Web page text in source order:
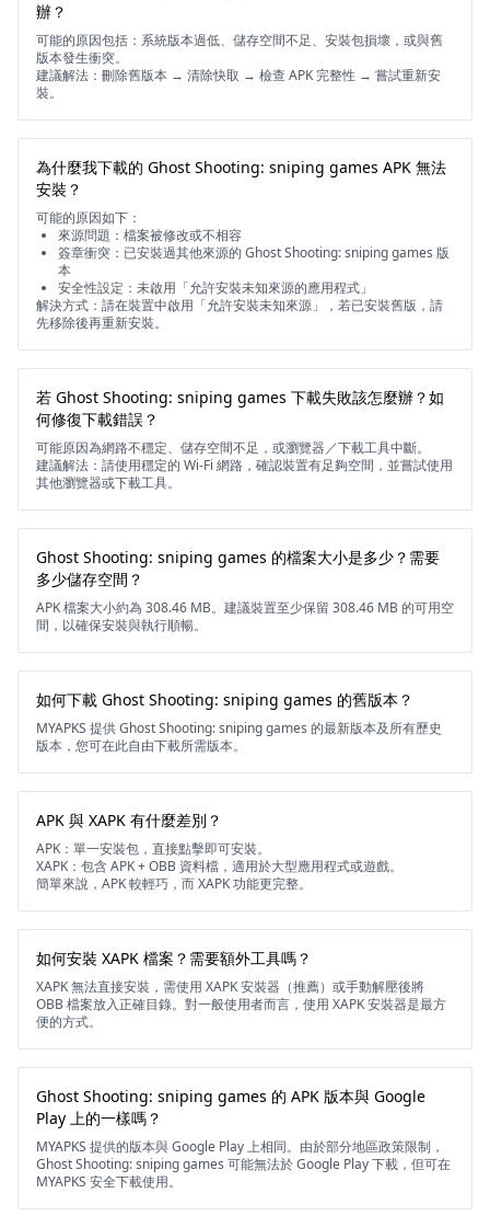
辦？
可能的原因包括：系統版本過低、儲存空間不足、安裝包損壞，或與舊
版本發生衝突。
建議解法：刪除舊版本 → 清除快取 → 檢查 APK 完整性 → 嘗試重新安
裝。
為什麼我下載的 Ghost Shooting: sniping games APK 無法
安裝？
可能的原因如下：
來源問題：檔案被修改或不相容
簽章衝突：已安裝過其他來源的 Ghost Shooting: sniping games 版
本
安全性設定：未啟用「允許安裝未知來源的應用程式」
解決方式：請在裝置中啟用「允許安裝未知來源」，若已安裝舊版，請
先移除後再重新安裝。
若 Ghost Shooting: sniping games 下載失敗該怎麼辦？如
何修復下載錯誤？
可能原因為網路不穩定、儲存空間不足，或瀏覽器／下載工具中斷。
建議解法：請使用穩定的 Wi-Fi 網路，確認裝置有足夠空間，並嘗試使用
其他瀏覽器或下載工具。
Ghost Shooting: sniping games 的檔案大小是多少？需要
多少儲存空間？
APK 檔案大小約為 308.46 MB。建議裝置至少保留 308.46 MB 的可用空
間，以確保安裝與執行順暢。
如何下載 Ghost Shooting: sniping games 的舊版本？
MYAPKS 提供 Ghost Shooting: sniping games 的最新版本及所有歷史
版本，您可在此自由下載所需版本。
APK 與 XAPK 有什麼差別？
APK：單一安裝包，直接點擊即可安裝。
XAPK：包含 APK + OBB 資料檔，適用於大型應用程式或遊戲。
簡單來說，APK 較輕巧，而 XAPK 功能更完整。
如何安裝 XAPK 檔案？需要額外工具嗎？
XAPK 無法直接安裝，需使用 XAPK 安裝器（推薦）或手動解壓後將
OBB 檔案放入正確目錄。對一般使用者而言，使用 XAPK 安裝器是最方
便的方式。
Ghost Shooting: sniping games 的 APK 版本與 Google
Play 上的一樣嗎？
MYAPKS 提供的版本與 Google Play 上相同。由於部分地區政策限制，
Ghost Shooting: sniping games 可能無法於 Google Play 下載，但可在
MYAPKS 安全下載使用。